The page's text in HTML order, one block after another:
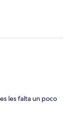
les falta un poco